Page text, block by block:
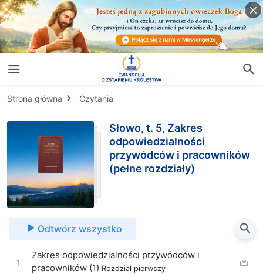
Strona główna Czytania
Słowo, t. 5, Zakres
odpowiedzialności
przywódców i pracowników
(pełne rozdziały)
Odtwórz wszystko
1
Zakres odpowiedzialności przywódców i
pracowników (1) Rozdział pierwszy